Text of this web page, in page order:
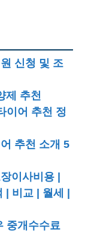
신청 및 조
제 추천
이어 추천 정
추천 소개 5
이사비용 |
비교 | 월세 |
중개수수료